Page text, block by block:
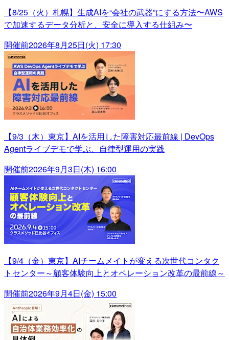
【8/25（火）札幌】生成AIを“会社の武器”にする方法〜AWS
で加速するデータ分析と、安全に導入する仕組み〜
開催前2026年8月25日(火) 17:30
【9/3（木）東京】AIを活用した障害対応最前線 | DevOps
Agentライブデモで学ぶ、自律型運用の実践
開催前2026年9月3日(木) 16:00
【9/4（金）東京】AIチームメイトが変える次世代コンタク
トセンター～顧客体験向上とオペレーション改革の最前線～
開催前2026年9月4日(金) 15:00